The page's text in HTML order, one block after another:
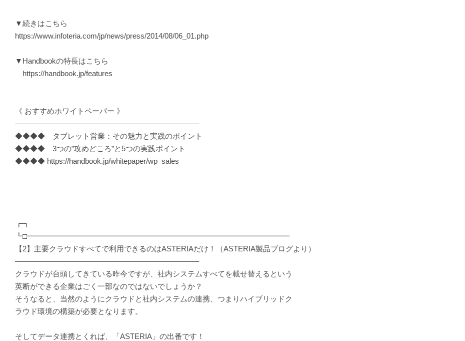
▼続きはこちら
https://www.infoteria.com/jp/news/press/2014/08/06_01.php
▼Handbookの特長はこちら
https://handbook.jp/features
《 おすすめホワイトペーパー 》
————————————————————————–
◆◆◆◆ タブレット営業：その魅力と実践のポイント
◆◆◆◆ 3つの”攻めどころ”と5つの実践ポイント
◆◆◆◆ https://handbook.jp/whitepaper/wp_sales
————————————————————————–
┏┓
┗□━━━━━━━━━━━━━━━━━━━━━━━━━━━━━━━━━━━
【2】主要クラウドすべてで利用できるのはASTERIAだけ！（ASTERIA製品ブログより）
————————————————————————–
クラウドが台頭してきている昨今ですが、社内システムすべてを載せ替えるという
英断ができる企業はごく一部なのではないでしょうか？
そうなると、当然のようにクラウドと社内システムの連携、つまりハイブリッドク
ラウド環境の構築が必要となります。
そしてデータ連携とくれば、「ASTERIA」の出番です！